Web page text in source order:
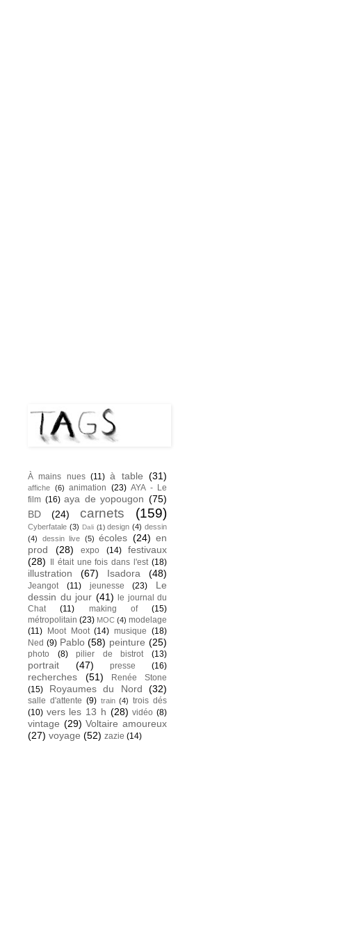
À mains nues (11) à table (31)
affiche (6) animation (23) AYA - Le
film (16) aya de yopougon (75)
BD
(24) carnets (159)
Cyberfatale (3) Dali (1) design (4) dessin
(4)
dessin live (5) écoles (24) en
prod
(28) expo (14)
festivaux
(28)
Il était une fois dans l'est (18)
illustration (67) Isadora (48)
Jeangot (11) jeunesse (23)
Le
dessin du jour (41)
le journal du
Chat
(11) making of
(15)
métropolitain (23) MOC (4) modelage
(11)
Moot Moot (14) musique (18)
Ned (9) Pablo (58) peinture (25)
photo (8) pilier de bistrot (13)
portrait (47) presse (16)
recherches (51)
Renée Stone
(15)
Royaumes du Nord (32)
salle d'attente (9) train (4)
trois dés
(10) vers les 13 h (28) vidéo (8)
vintage (29) Voltaire amoureux
(27) voyage (52) zazie (14)